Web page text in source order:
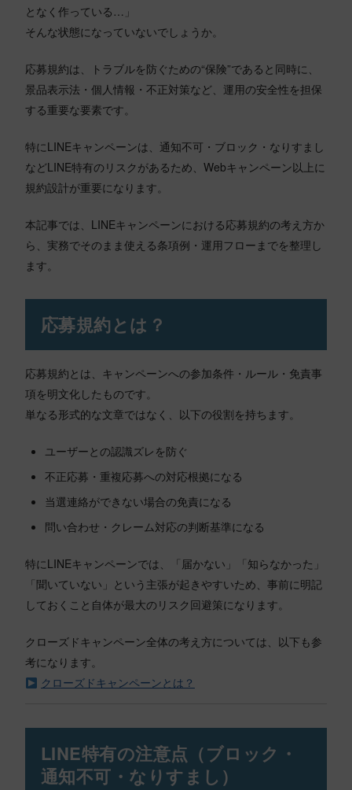
となく作っている…」
そんな状態になっていないでしょうか。
応募規約は、トラブルを防ぐための“保険”であると同時に、
景品表示法・個人情報・不正対策など、運用の安全性を担保
する重要な要素です。
特にLINEキャンペーンは、通知不可・ブロック・なりすまし
などLINE特有のリスクがあるため、Webキャンペーン以上に
規約設計が重要になります。
本記事では、LINEキャンペーンにおける応募規約の考え方か
ら、実務でそのまま使える条項例・運用フローまでを整理し
ます。
応募規約とは？
応募規約とは、キャンペーンへの参加条件・ルール・免責事
項を明文化したものです。
単なる形式的な文章ではなく、以下の役割を持ちます。
ユーザーとの認識ズレを防ぐ
不正応募・重複応募への対応根拠になる
当選連絡ができない場合の免責になる
問い合わせ・クレーム対応の判断基準になる
特にLINEキャンペーンでは、「届かない」「知らなかった」
「聞いていない」という主張が起きやすいため、事前に明記
しておくこと自体が最大のリスク回避策になります。
クローズドキャンペーン全体の考え方については、以下も参
考になります。
クローズドキャンペーンとは？
LINE特有の注意点（ブロック・
通知不可・なりすまし）